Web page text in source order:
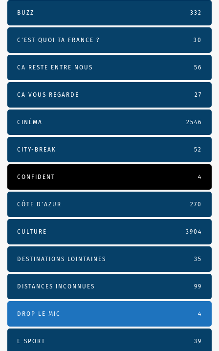
BUZZ 332
C'EST QUOI TA FRANCE ? 30
CA RESTE ENTRE NOUS 56
CA VOUS REGARDE 27
CINÉMA 2546
CITY-BREAK 52
CONFIDENT 4
CÔTE D’AZUR 270
CULTURE 3904
DESTINATIONS LOINTAINES 35
DISTANCES INCONNUES 99
DROP LE MIC 4
E-SPORT 39